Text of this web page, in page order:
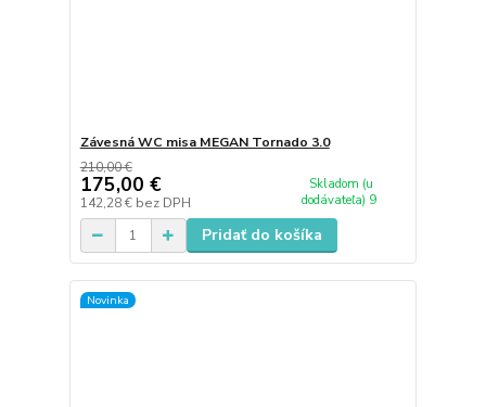
Závesná WC misa MEGAN Tornado 3.0
210,00 €
175,00 €
142,28 € bez DPH
Skladom (u
dodávateľa) 9
Pridať do košíka
Novinka